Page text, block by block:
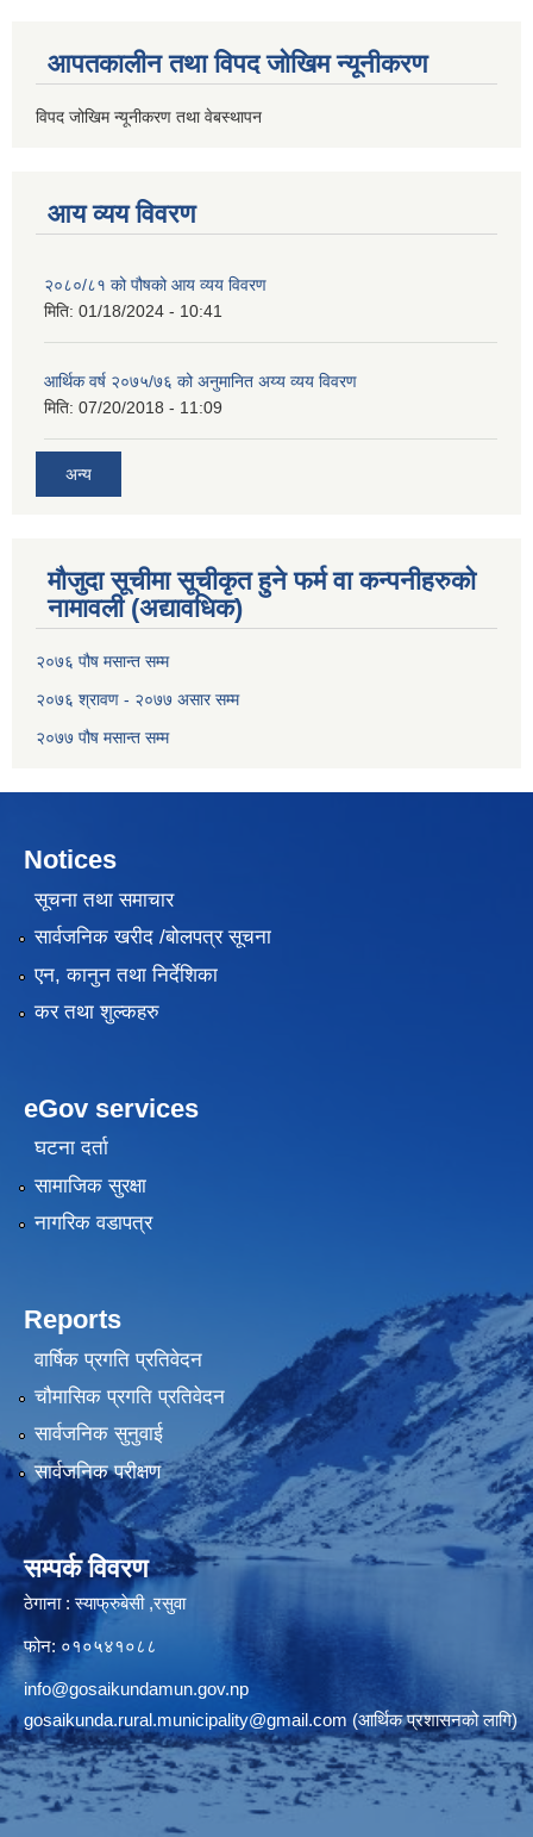
आपतकालीन तथा विपद जोखिम न्यूनीकरण
विपद जोखिम न्यूनीकरण तथा वेबस्थापन
आय व्यय विवरण
२०८०/८१ को पौषको आय व्यय विवरण
मिति: 01/18/2024 - 10:41
आर्थिक वर्ष २०७५/७६ को अनुमानित अय्य व्यय विवरण
मिति: 07/20/2018 - 11:09
अन्य
मौजुदा सूचीमा सूचीकृत हुने फर्म वा कन्पनीहरुको
नामावली (अद्यावधिक)
२०७६ पौष मसान्त सम्म
२०७६ श्रावण - २०७७ असार सम्म
२०७७ पौष मसान्त सम्म
Notices
सूचना तथा समाचार
सार्वजनिक खरीद /बोलपत्र सूचना
एन, कानुन तथा निर्देशिका
कर तथा शुल्कहरु
eGov services
घटना दर्ता
सामाजिक सुरक्षा
नागरिक वडापत्र
Reports
वार्षिक प्रगति प्रतिवेदन
चौमासिक प्रगति प्रतिवेदन
सार्वजनिक सुनुवाई
सार्वजनिक परीक्षण
सम्पर्क विवरण
ठेगाना : स्याफ्रुबेसी ,रसुवा
फोन: ०१०५४१०८८
info@gosaikundamun.gov.np
gosaikunda.rural.municipality@gmail.com (आर्थिक प्रशासनको लागि)